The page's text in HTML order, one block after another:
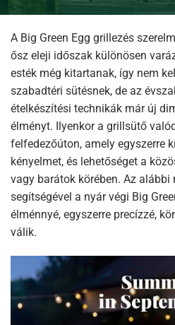
A Big Green Egg grillezés
ősz eleji időszak különösen
esték még kitartanak, így nem
szabadtéri sütésnek, de az
ételkészítési technikák már új
élményt. Ilyenkor a grillsütő
felfedezőúton, amely egyszerre
kényelmet, és lehetőséget a
vagy barátok körében. Az alábbi
segítségével a nyár végi Big
élménnyé, egyszerre precízzé,
válik.